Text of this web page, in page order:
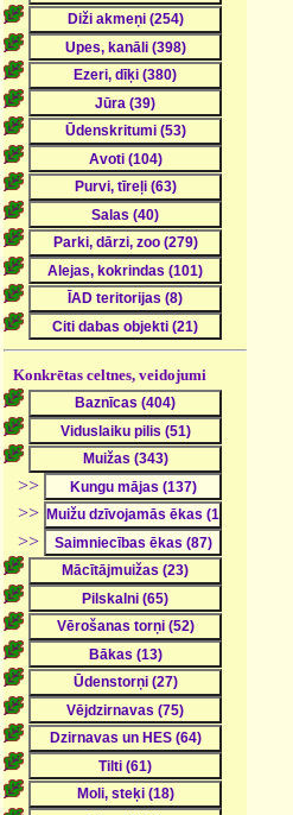
Konkrētas celtnes, veidojumi
>>
>>
>>